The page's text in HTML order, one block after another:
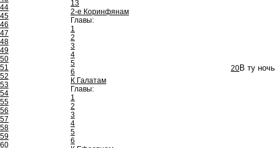
44
45
46
47
48
49
50
51
52
53
54
55
56
57
58
59
60
13
2-е Коринфянам
Главы:
1
2
3
4
5
6
К Галатам
Главы:
1
2
3
4
5
6
20В ту